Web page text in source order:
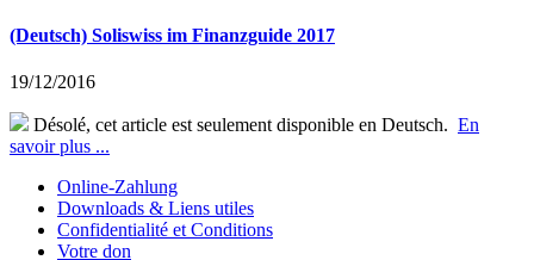
(Deutsch) Soliswiss im Finanzguide 2017
19/12/2016
Désolé, cet article est seulement disponible en Deutsch. En
savoir plus ...
Online-Zahlung
Downloads & Liens utiles
Confidentialité et Conditions
Votre don